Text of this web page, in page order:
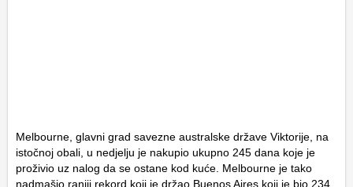
Melbourne, glavni grad savezne australske države Viktorije, na
istočnoj obali, u nedjelju je nakupio ukupno 245 dana koje je
proživio uz nalog da se ostane kod kuće. Melbourne je tako
nadmašio raniji rekord koji je držao Buenos Aires koji je bio 234